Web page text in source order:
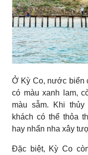
Ở Kỳ Co, nước biển
có màu xanh lam,
màu sẫm. Khi
khách có thể thỏa
hay nhẩn nha xây
Đặc biệt, Kỳ Co